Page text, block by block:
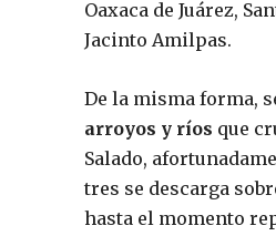
Oaxaca de Juárez,
Jacinto Amilpas.
De la misma forma,
arroyos y ríos que
Salado,
tres se descarga
hasta el momento